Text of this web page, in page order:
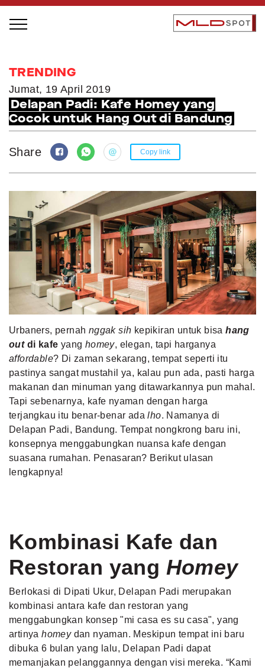
LOCAL GREATNESS
INSPIRING PEOPLE
INSPIRING PRODUCTS
INSPIRING PLACES
INSPIRING COMMUNITIES
TRENDING
EVENTS
MLDPODCAST
VIDEOS
MLDPOINTS
TRENDING
Jumat, 19 April 2019
Delapan Padi: Kafe Homey yang
Cocok untuk Hang Out di Bandung
Share Copy link
Urbaners, pernah nggak sih kepikiran untuk bisahang
outdi kafe yang homey, elegan, tapi harganya
affordable? Di zaman sekarang, tempat seperti itu
pastinya sangat mustahil ya, kalau pun ada, pasti harga
makanan dan minuman yang ditawarkannya pun mahal.
Tapi sebenarnya, kafe nyaman dengan harga
terjangkau itu benar-benar ada lho. Namanya di
Delapan Padi, Bandung. Tempat nongkrong baru ini,
konsepnya menggabungkan nuansa kafe dengan
suasana rumahan. Penasaran? Berikut ulasan
lengkapnya!
Kombinasi Kafe dan
Restoran yang Homey
Berlokasi di Dipati Ukur, Delapan Padi merupakan
kombinasi antara kafe dan restoran yang
menggabungkan konsep "mi casa es su casa", yang
artinyahomeydan nyaman. Meskipun tempat ini baru
dibuka 6 bulan yang lalu, Delapan Padi dapat
memanjakan pelanggannya dengan visi mereka. “Kami